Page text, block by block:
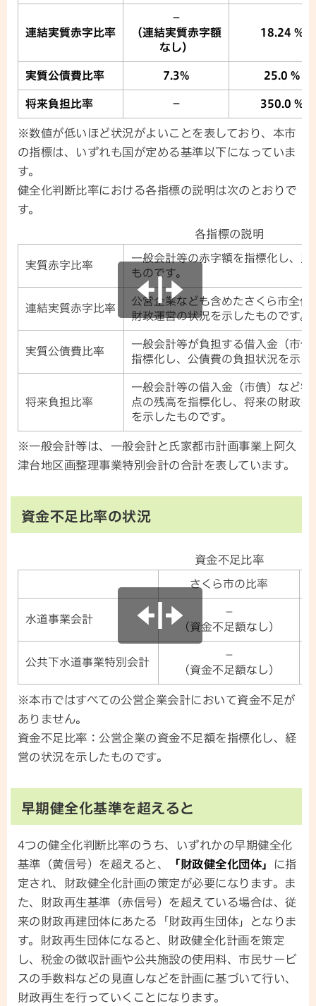
連結実質赤字比率
－
（連結実質赤字額
なし）
18.24 %
実質公債費比率 7.3% 25.0 %
将来負担比率 － 350.0 %
※数値が低いほど状況がよいことを表しており、本市
の指標は、いずれも国が定める基準以下になっていま
す。
健全化判断比率における各指標の説明は次のとおりで
す。
各指標の説明
実質赤字比率
一般会計等の赤字額を指標化し、
ものです。
連結実質赤字比率
公営企業なども含めたさくら市全体
財政運営の状況を示したものです。
実質公債費比率
一般会計等が負担する借入金（市
指標化し、公債費の負担状況を示し
将来負担比率
一般会計等の借入金（市債）など
点の残高を指標化し、将来の財政
を示したものです。
※一般会計等は、一般会計と氏家都市計画事業上阿久
津台地区画整理事業特別会計の合計を表しています。
資金不足比率の状況
資金不足比率
さくら市の比率
水道事業会計
－
（資金不足額なし）
公共下水道事業特別会計
－
（資金不足額なし）
※本市ではすべての公営企業会計において資金不足が
ありません。
資金不足比率：公営企業の資金不足額を指標化し、経
営の状況を示したものです。
早期健全化基準を超えると
4つの健全化判断比率のうち、いずれかの早期健全化
基準（黄信号）を超えると、
「財政健全化団体」
に指
定され、財政健全化計画の策定が必要になります。ま
た、財政再生基準（赤信号）を超えている場合は、従
来の財政再建団体にあたる「財政再生団体」となりま
す。財政再生団体になると、財政健全化計画を策定
し、税金の徴収計画や公共施設の使用料、市民サービ
スの手数料などの見直しなどを計画に基づいて行い、
財政再生を行っていくことになります。